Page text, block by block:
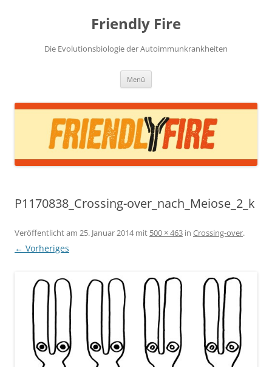
Friendly Fire
Die Evolutionsbiologie der Autoimmunkrankheiten
Menü
P1170838_Crossing-over_nach_Meiose_2_k
Veröffentlicht am 25. Januar 2014mit 500 × 463 in Crossing-over.
← Vorheriges